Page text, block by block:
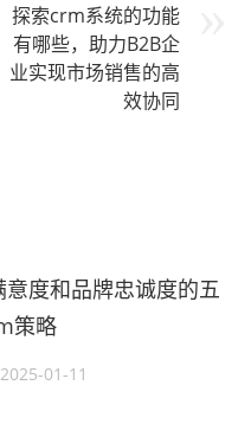
探索crm系统的功能
有哪些，助力B2B企
业实现市场销售的高
效协同
度和品牌忠诚度的五
策略
2025-01-11